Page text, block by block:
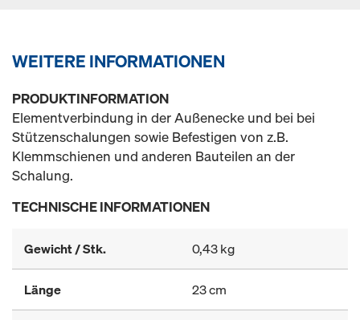
WEITERE INFORMATIONEN
PRODUKTINFORMATION
Elementverbindung in der Außenecke und bei bei
Stützenschalungen sowie Befestigen von z.B.
Klemmschienen und anderen Bauteilen an der
Schalung.
TECHNISCHE INFORMATIONEN
Gewicht / Stk. 0,43 kg
Länge 23 cm